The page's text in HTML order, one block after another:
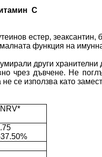
С
естер, зеаксантин,
функция на
други
чрез дъвчене. Не
не се използва като